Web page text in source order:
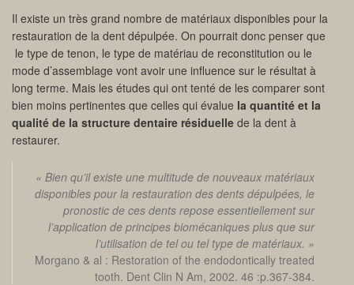
Il existe un très grand nombre de matériaux disponibles pour la
restauration de la dent dépulpée. On pourrait donc penser que
le type de tenon, le type de matériau de reconstitution ou le
mode d’assemblage vont avoir une influence sur le résultat à
long terme. Mais les études qui ont tenté de les comparer sont
bien moins pertinentes que celles qui évalue la quantité et la
qualité de la structure dentaire résiduelle de la dent à
restaurer.
« Bien qu’il existe une multitude de nouveaux matériaux
disponibles pour la restauration des dents dépulpées, le
pronostic de ces dents repose essentiellement sur
l’application de principes biomécaniques plus que sur
l’utilisation de tel ou tel type de matériaux. »
Morgano & al : Restoration of the endodontically treated
tooth. Dent Clin N Am, 2002. 46 :p.367-384.